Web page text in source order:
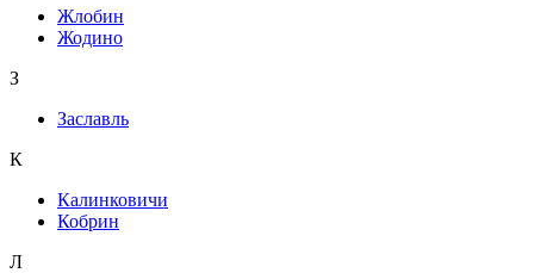
Жлобин
Жодино
З
Заславль
К
Калинковичи
Кобрин
Л